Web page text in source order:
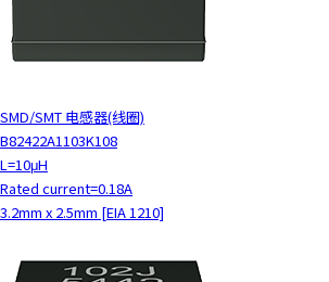
SMD/SMT 电感器(线圈)
B82422A1103K108
L=10μH
Rated current=0.18A
3.2mm x 2.5mm [EIA 1210]